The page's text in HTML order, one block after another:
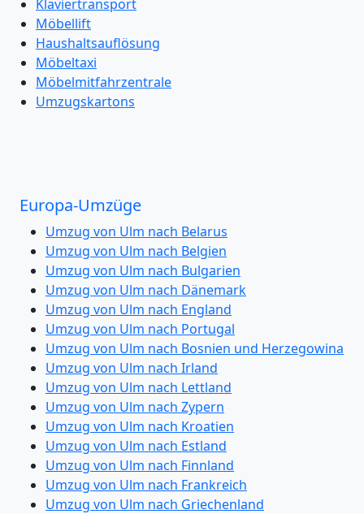
Klaviertransport
Möbellift
Haushaltsauflösung
Möbeltaxi
Möbelmitfahrzentrale
Umzugskartons
Europa-Umzüge
Umzug von Ulm nach Belarus
Umzug von Ulm nach Belgien
Umzug von Ulm nach Bulgarien
Umzug von Ulm nach Dänemark
Umzug von Ulm nach England
Umzug von Ulm nach Portugal
Umzug von Ulm nach Bosnien und Herzegowina
Umzug von Ulm nach Irland
Umzug von Ulm nach Lettland
Umzug von Ulm nach Zypern
Umzug von Ulm nach Kroatien
Umzug von Ulm nach Estland
Umzug von Ulm nach Finnland
Umzug von Ulm nach Frankreich
Umzug von Ulm nach Griechenland